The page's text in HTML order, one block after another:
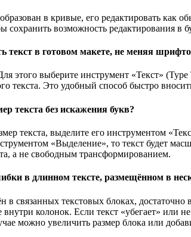
в кривые, его редактировать
сохранить возможность редактирования в
текст в готовом макете, не меняя
этого выберите инструмент «Текст»
текста. Это удобный способ быстро
текста без искажения букв?
текста, выделите его инструментом
«Выделение», то текст будет
а не свободным трансформированием.
в длинном тексте, размещённом в
в связанных текстовых блоках,
внутри колонок. Если текст «убегает» или
можно увеличить размер блока или